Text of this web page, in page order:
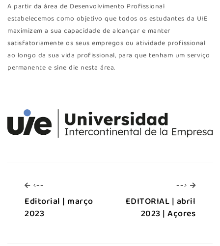
A partir da área de Desenvolvimento Profissional
estabelecemos como objetivo que todos os estudantes da UIE
maximizem a sua capacidade de alcançar e manter
satisfatoriamente os seus empregos ou atividade profissional
ao longo da sua vida profissional, para que tenham um serviço
permanente e sine die nesta área.
<--
Editorial | março
2023
--> -->
EDITORIAL | abril
2023 | Açores